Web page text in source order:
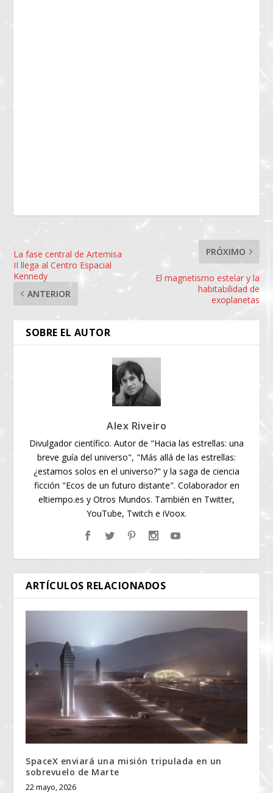
La fase central de Artemisa
II llega al Centro Espacial
Kennedy
ANTERIOR
PRÓXIMO
El magnetismo estelar y la
habitabilidad de
exoplanetas
SOBRE EL AUTOR
Alex Riveiro
Divulgador científico. Autor de "Hacia las estrellas: una
breve guía del universo", "Más allá de las estrellas:
¿estamos solos en el universo?" y la saga de ciencia
ficción "Ecos de un futuro distante". Colaborador en
eltiempo.es y Otros Mundos. También en Twitter,
YouTube, Twitch e iVoox.
ARTÍCULOS RELACIONADOS
SpaceX enviará una misión tripulada en un
sobrevuelo de Marte
22 mayo, 2026